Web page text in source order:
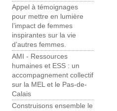
Appel à témoignages
pour mettre en lumière
l’impact de femmes
inspirantes sur la vie
d’autres femmes.
AMI - Ressources
humaines et ESS : un
accompagnement collectif
sur la MEL et le Pas-de-
Calais
Construisons ensemble le